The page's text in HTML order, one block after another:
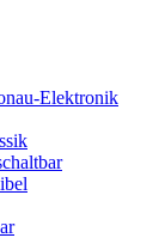
Elektronik